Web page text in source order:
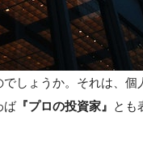
ょうか。それは、
ば『プロの投資家』 とも